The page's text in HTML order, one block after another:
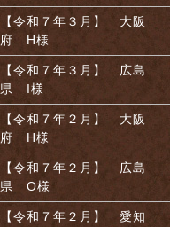
【令和７年３月】 大阪
府 H様
【令和７年３月】 広島
県 I様
【令和７年２月】 大阪
府 H様
【令和７年２月】 広島
県 O様
【令和７年２月】 愛知